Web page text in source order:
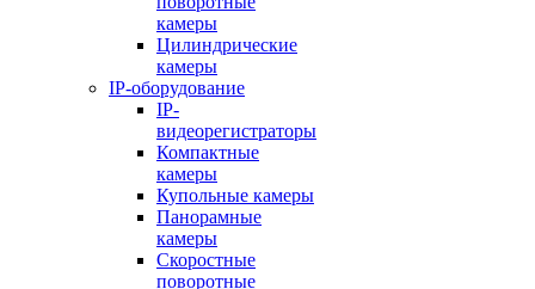
камеры
Цилиндрические
камеры
IP-оборудование
IP-
видеорегистраторы
Компактные
камеры
Купольные камеры
Панорамные
камеры
Скоростные
поворотные